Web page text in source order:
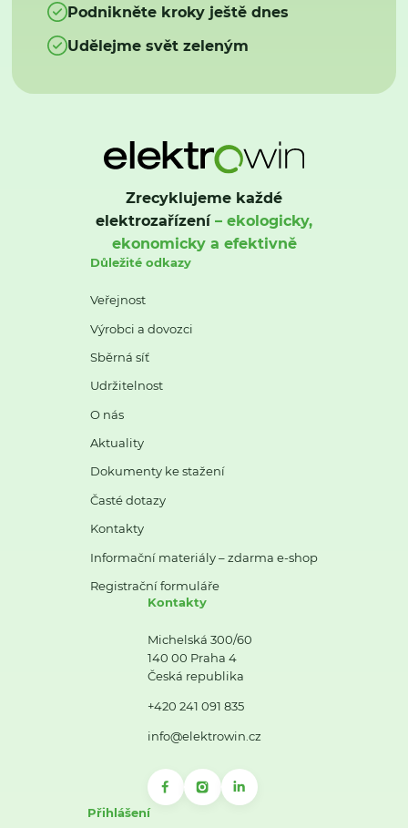
Podnikněte kroky ještě dnes
Udělejme svět zeleným
Zrecyklujeme každé
elektrozařízení– ekologicky,
ekonomicky a efektivně
Důležité odkazy
Veřejnost
Výrobci a dovozci
Sběrná síť
Udržitelnost
O nás
Aktuality
Dokumenty ke stažení
Časté dotazy
Kontakty
Informační materiály – zdarma e-shop
Registrační formuláře
Kontakty
Michelská 300/60
140 00 Praha 4
Česká republika
+420 241 091 835
info@elektrowin.cz
Přihlášení